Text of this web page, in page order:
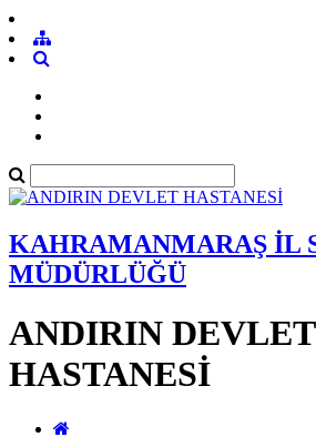
KAHRAMANMARAŞ İL
MÜDÜRLÜĞÜ
ANDIRIN DEVLET
HASTANESİ